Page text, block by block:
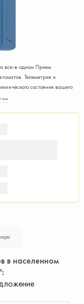
все-в-одном Прием
Телеметрия и
состояния вашего
в населенном